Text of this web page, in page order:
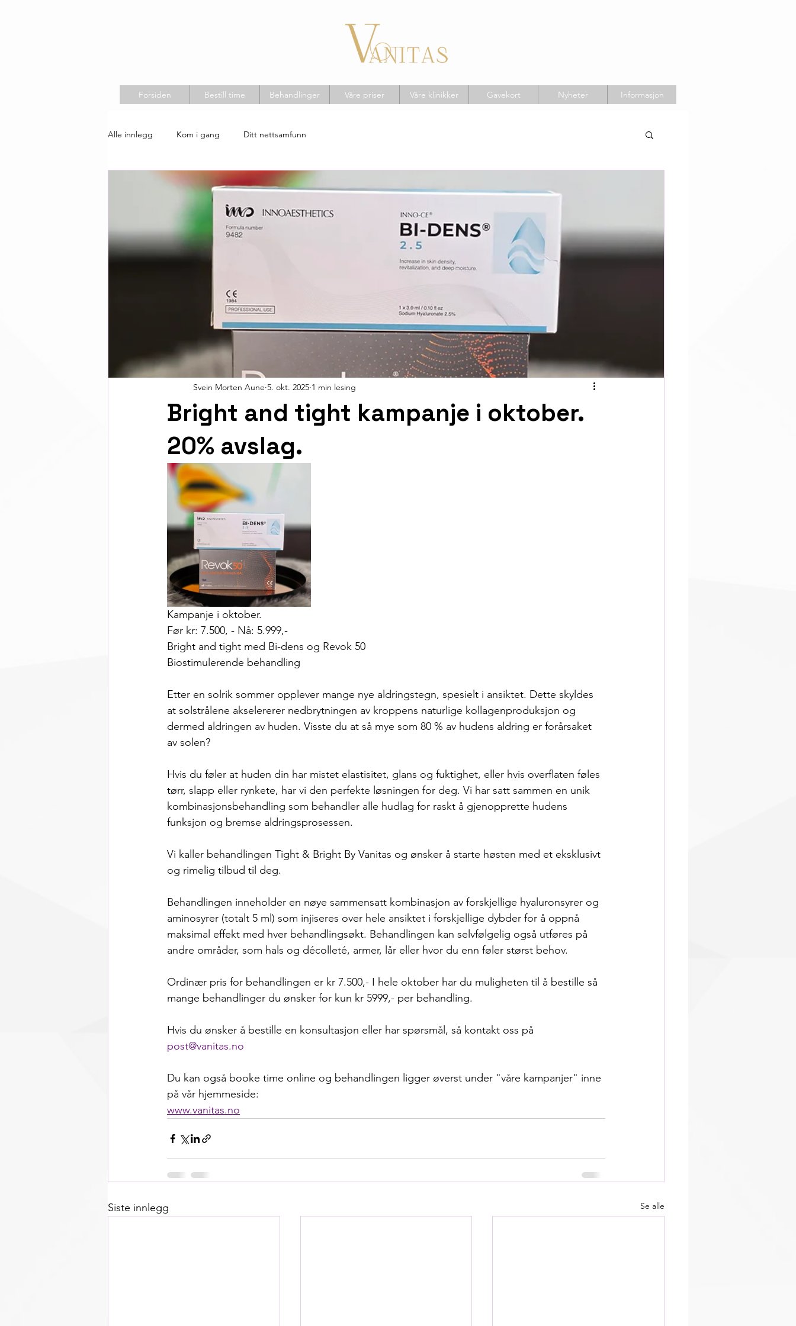
Forsiden Bestill time Behandlinger Våre priser Våre klinikker Gavekort Nyheter Informasjon
Alle innlegg Kom i gang Ditt nettsamfunn
Bright and tight kampanje i oktober.
20% avslag.
Svein Morten Aune 5. okt. 2025 1 min lesing
Kampanje i oktober.
Før kr: 7.500, - Nå: 5.999,-
Bright and tight med Bi-dens og Revok 50
Biostimulerende behandling
Etter en solrik sommer opplever mange nye aldringstegn, spesielt i ansiktet. Dette skyldes
at solstrålene akselererer nedbrytningen av kroppens naturlige kollagenproduksjon og
dermed aldringen av huden. Visste du at så mye som 80 % av hudens aldring er forårsaket
av solen?
Hvis du føler at huden din har mistet elastisitet, glans og fuktighet, eller hvis overflaten føles
tørr, slapp eller rynkete, har vi den perfekte løsningen for deg. Vi har satt sammen en unik
kombinasjonsbehandling som behandler alle hudlag for raskt å gjenopprette hudens
funksjon og bremse aldringsprosessen.
Vi kaller behandlingen Tight & Bright By Vanitas og ønsker å starte høsten med et eksklusivt
og rimelig tilbud til deg.
Behandlingen inneholder en nøye sammensatt kombinasjon av forskjellige hyaluronsyrer og
aminosyrer (totalt 5 ml) som injiseres over hele ansiktet i forskjellige dybder for å oppnå
maksimal effekt med hver behandlingsøkt. Behandlingen kan selvfølgelig også utføres på
andre områder, som hals og décolleté, armer, lår eller hvor du enn føler størst behov.
Ordinær pris for behandlingen er kr 7.500,- I hele oktober har du muligheten til å bestille så
mange behandlinger du ønsker for kun kr 5999,- per behandling.
Hvis du ønsker å bestille en konsultasjon eller har spørsmål, så kontakt oss på
post@vanitas.no
Du kan også booke time online og behandlingen ligger øverst under "våre kampanjer" inne
på vår hjemmeside:
www.vanitas.no
Siste innlegg Se alle